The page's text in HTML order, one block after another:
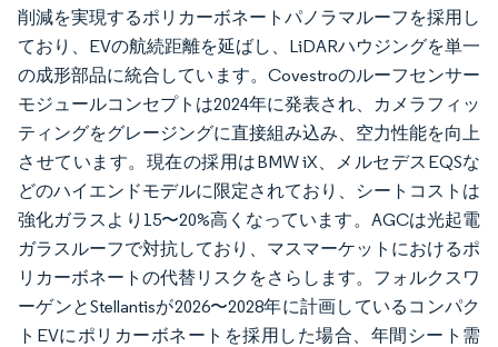
削減を実現するポリカーボネートパノラマルーフを採用し
ており、EVの航続距離を延ばし、LiDARハウジングを単一
の成形部品に統合しています。Covestroのルーフセンサー
モジュールコンセプトは2024年に発表され、カメラフィッ
ティングをグレージングに直接組み込み、空力性能を向上
させています。現在の採用はBMW iX、メルセデスEQSな
どのハイエンドモデルに限定されており、シートコストは
強化ガラスより15〜20%高くなっています。AGCは光起電
ガラスルーフで対抗しており、マスマーケットにおけるポ
リカーボネートの代替リスクをさらします。フォルクスワ
ーゲンとStellantisが2026〜2028年に計画しているコンパク
トEVにポリカーボネートを採用した場合、年間シート需